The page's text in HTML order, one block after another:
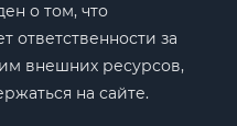
о том, что
ответственности за
внешних ресурсов,
на сайте.